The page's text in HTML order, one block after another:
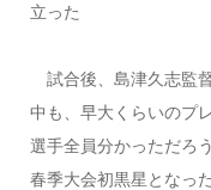
立った
試合後、島津久志監
中も、早大くらいのプ
選手全員分かっただろ
春季大会初黒星となっ